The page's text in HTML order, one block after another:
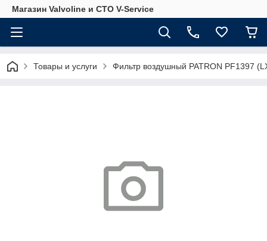
Магазин Valvoline и СТО V-Service
Товары и услуги Фильтр воздушный PATRON PF1397